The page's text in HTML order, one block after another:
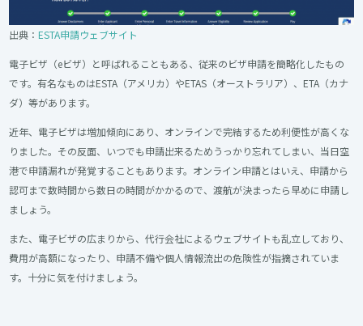
出典：ESTA申請ウェブサイト
電子ビザ（eビザ）と呼ばれることもある、従来のビザ申請を簡略化したもの
です。有名なものはESTA（アメリカ）やETAS（オーストラリア）、ETA（カナ
ダ）等があります。
近年、電子ビザは増加傾向にあり、オンラインで完結するため利便性が高くな
りました。その反面、いつでも申請出来るためうっかり忘れてしまい、当日空
港で申請漏れが発覚することもあります。オンライン申請とはいえ、申請から
認可まで数時間から数日の時間がかかるので、渡航が決まったら早めに申請し
ましょう。
また、電子ビザの広まりから、代行会社によるウェブサイトも乱立しており、
費用が高額になったり、申請不備や個人情報流出の危険性が指摘されていま
す。十分に気を付けましょう。